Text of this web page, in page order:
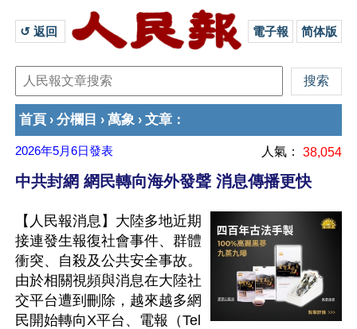
↺ 返回 電子報 简体版
首頁 › 分欄目 › 萬象 › 文章 ：
2026年5月6日發表 人氣： 38,054
中共封網 網民轉向海外發聲 消息傳播更快
【人民報消息】大陸多地近期
接連發生報復社會事件、群體
衝突、自殺及公共安全事故。
由於相關視頻與消息在大陸社
交平台遭到刪除，越來越多網
民開始轉向X平台、電報（Tel